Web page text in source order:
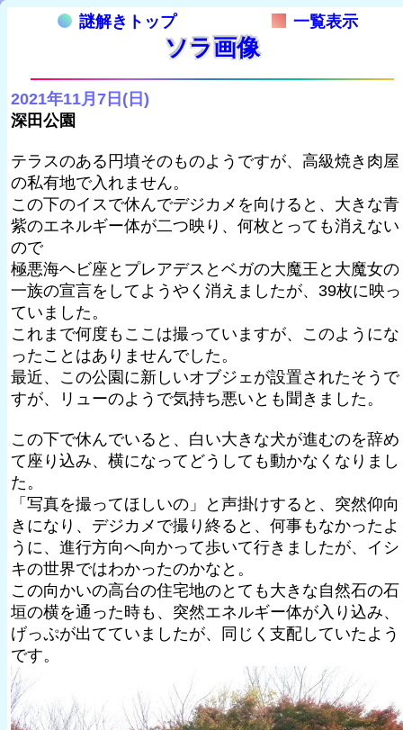
謎解きトップ 一覧表示
ソラ画像
2021年11月7日(日)
深田公園
テラスのある円墳そのものようですが、高級焼き肉屋
の私有地で入れません。
この下のイスで休んでデジカメを向けると、大きな青
紫のエネルギー体が二つ映り、何枚とっても消えない
ので
極悪海ヘビ座とプレアデスとベガの大魔王と大魔女の
一族の宣言をしてようやく消えましたが、39枚に映っ
ていました。
これまで何度もここは撮っていますが、このようにな
ったことはありませんでした。
最近、この公園に新しいオブジェが設置されたそうで
すが、リューのようで気持ち悪いとも聞きました。
この下で休んでいると、白い大きな犬が進むのを辞め
て座り込み、横になってどうしても動かなくなりまし
た。
「写真を撮ってほしいの」と声掛けすると、突然仰向
きになり、デジカメで撮り終ると、何事もなかったよ
うに、進行方向へ向かって歩いて行きましたが、イシ
キの世界ではわかったのかなと。
この向かいの高台の住宅地のとても大きな自然石の石
垣の横を通った時も、突然エネルギー体が入り込み、
げっぷが出てていましたが、同じく支配していたよう
です。